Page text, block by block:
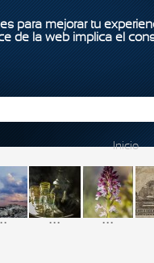
para mejorar tu
de la web implica el
Inicio
... ...